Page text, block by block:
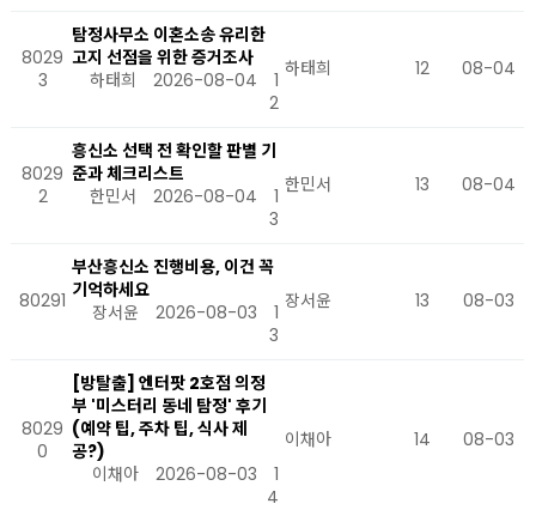
8029
3
탐정사무소 이혼소송 유리한
고지 선점을 위한 증거조사
하태희
2026-08-04
1
2
하태희 12 08-04
8029
2
흥신소 선택 전 확인할 판별 기
준과 체크리스트
한민서
2026-08-04
1
3
한민서 13 08-04
80291
부산흥신소 진행비용, 이건 꼭
기억하세요
장서윤
2026-08-03
1
3
장서윤 13 08-03
8029
0
​[방탈출] 엔터팟 2호점 의정
부 '미스터리 동네 탐정' 후기
(예약 팁, 주차 팁, 식사 제
공?)
이채아
2026-08-03
1
4
이채아 14 08-03